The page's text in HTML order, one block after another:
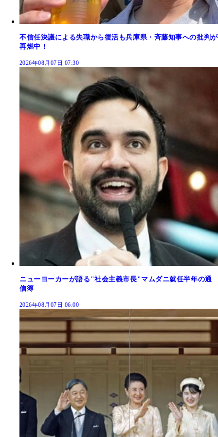
不信任決議による失職から復活も兵庫県・斉藤知事への批判が
再燃中！
2026年08月07日 07:30
ニューヨーカーが語る"社会主義市長"マムダニ就任半年の通
信簿
2026年08月07日 06:00